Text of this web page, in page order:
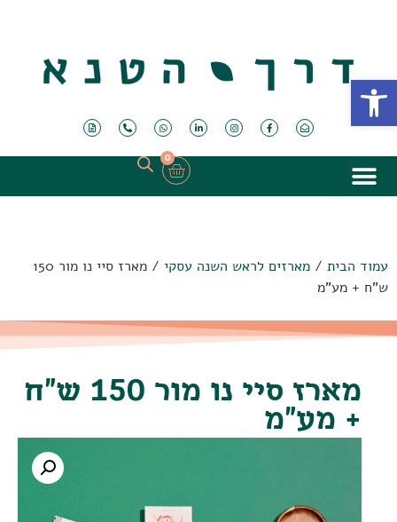
פתח סרגל נגישות
0
עמוד הבית / מארזים לראש השנה עסקי
/ מארז סיי נו מור 150
ש"ח + מע"מ
מארז סיי נו מור 150 ש"ח
+ מע"מ